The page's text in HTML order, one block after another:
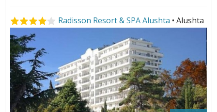
Radisson Resort & SPA Alushta • Alushta